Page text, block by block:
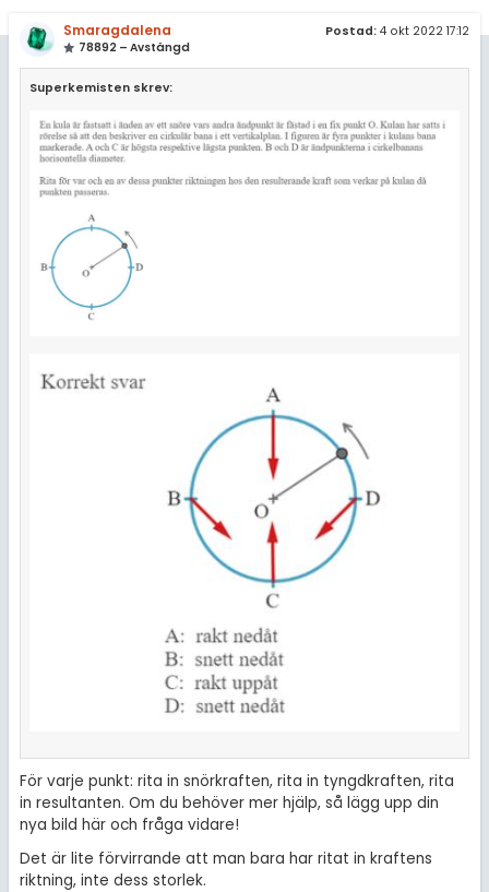
Smaragdalena
78892 – Avstängd
Postad: 4 okt 2022 17:12
Superkemisten skrev:
För varje punkt: rita in snörkraften, rita in tyngdkraften, rita
in resultanten. Om du behöver mer hjälp, så lägg upp din
nya bild här och fråga vidare!
Det är lite förvirrande att man bara har ritat in kraftens
riktning, inte dess storlek.